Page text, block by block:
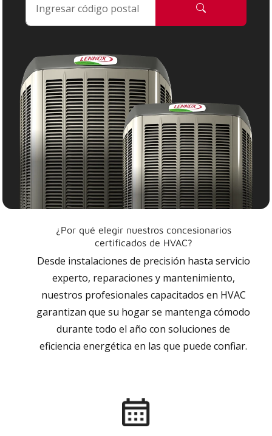
¿Por qué elegir nuestros concesionarios
certificados de HVAC?
Desde instalaciones de precisión hasta servicio
experto, reparaciones y mantenimiento,
nuestros profesionales capacitados en HVAC
garantizan que su hogar se mantenga cómodo
durante todo el año con soluciones de
eficiencia energética en las que puede confiar.